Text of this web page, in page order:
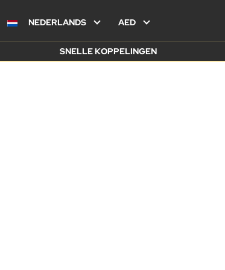
NEDERLANDS AED
SNELLE KOPPELINGEN